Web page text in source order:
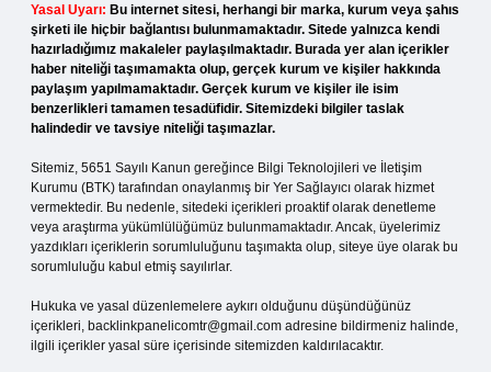
Yasal Uyarı: Bu internet sitesi, herhangi bir marka, kurum veya şahıs
şirketi ile hiçbir bağlantısı bulunmamaktadır. Sitede yalnızca kendi
hazırladığımız makaleler paylaşılmaktadır. Burada yer alan içerikler
haber niteliği taşımamakta olup, gerçek kurum ve kişiler hakkında
paylaşım yapılmamaktadır. Gerçek kurum ve kişiler ile isim
benzerlikleri tamamen tesadüfidir. Sitemizdeki bilgiler taslak
halindedir ve tavsiye niteliği taşımazlar.
Sitemiz, 5651 Sayılı Kanun gereğince Bilgi Teknolojileri ve İletişim
Kurumu (BTK) tarafından onaylanmış bir Yer Sağlayıcı olarak hizmet
vermektedir. Bu nedenle, sitedeki içerikleri proaktif olarak denetleme
veya araştırma yükümlülüğümüz bulunmamaktadır. Ancak, üyelerimiz
yazdıkları içeriklerin sorumluluğunu taşımakta olup, siteye üye olarak bu
sorumluluğu kabul etmiş sayılırlar.
Hukuka ve yasal düzenlemelere aykırı olduğunu düşündüğünüz
içerikleri, backlinkpanelicomtr@gmail.com adresine bildirmeniz halinde,
ilgili içerikler yasal süre içerisinde sitemizden kaldırılacaktır.